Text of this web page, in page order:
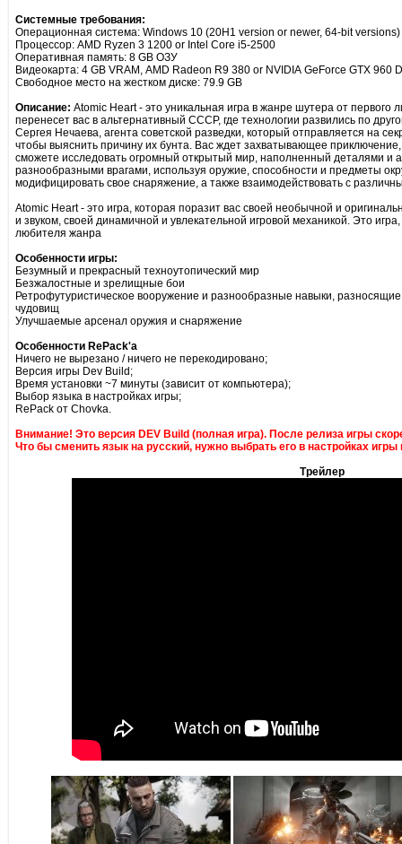
Системные требования:
Операционная система: Windows 10 (20H1 version or newer, 64-bit versions)
Процессор: AMD Ryzen 3 1200 or Intel Core i5-2500
Оперативная память: 8 GB ОЗУ
Видеокарта: 4 GB VRAM, AMD Radeon R9 380 or NVIDIA GeForce GTX 960
Свободное место на жестком диске: 79.9 GB
Описание: Atomic Heart - это уникальная игра в жанре шутера от первого
перенесет вас в альтернативный СССР, где технологии развились по
Сергея Нечаева, агента советской разведки, который отправляется на
чтобы выяснить причину их бунта. Вас ждет захватывающее
сможете исследовать огромный открытый мир, наполненный деталями и
разнообразными врагами, используя оружие, способности и предметы
модифицировать свое снаряжение, а также взаимодействовать с
Atomic Heart - это игра, которая поразит вас своей необычной и
и звуком, своей динамичной и увлекательной игровой механикой. Это
любителя жанра
Особенности игры:
Безумный и прекрасный техноутопический мир
Безжалостные и зрелищные бои
Ретрофутуристическое вооружение и разнообразные навыки, разносящие
чудовищ
Улучшаемые арсенал оружия и снаряжение
Особенности RePack'а
Ничего не вырезано / ничего не перекодировано;
Версия игры Dev Build;
Время установки ~7 минуты (зависит от компьютера);
Выбор языка в настройках игры;
RePack от Chovka.
Внимание! Это версия DEV Build (полная игра). После релиза игры
Что бы сменить язык на русский, нужно выбрать его в настройках игры
Трейлер